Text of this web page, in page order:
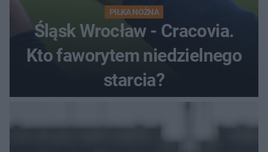
PIŁKA NOŻNA
Śląsk Wrocław - Cracovia.
Kto faworytem niedzielnego
starcia?